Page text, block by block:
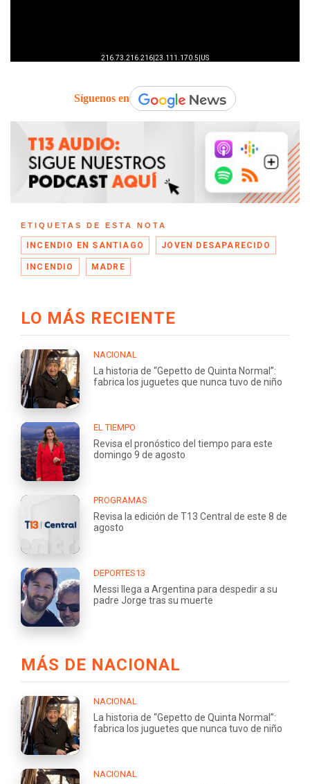
Síguenos en
ETIQUETAS DE ESTA NOTA
INCENDIO EN SANTIAGO JOVEN DESAPARECIDO
INCENDIO MADRE
LO MÁS RECIENTE
NACIONAL
La historia de “Gepetto de Quinta Normal”:
fabrica los juguetes que nunca tuvo de niño
EL TIEMPO
Revisa el pronóstico del tiempo para este
domingo 9 de agosto
PROGRAMAS
Revisa la edición de T13 Central de este 8 de
agosto
DEPORTES13
Messi llega a Argentina para despedir a su
padre Jorge tras su muerte
MÁS DE NACIONAL
NACIONAL
La historia de “Gepetto de Quinta Normal”:
fabrica los juguetes que nunca tuvo de niño
NACIONAL